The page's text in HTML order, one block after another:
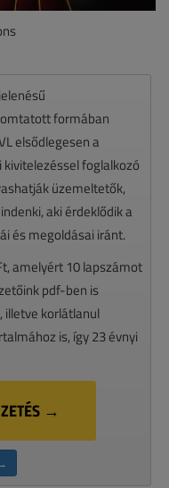
formában
elsődlegesen a
foglalkozó
üzemeltetők,
aki érdeklődik a
és megoldásai iránt.
amelyért 10 lapszámot
pdf-ben is
illetve korlátlanul
is, így 23 évnyi
→